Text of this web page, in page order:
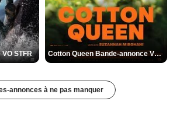
STFR Cotton Queen Bande-annonce VO STFR
annonces à ne pas manquer